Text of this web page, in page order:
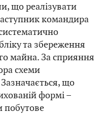
що реалізувати
командира
та збереження
майна. За сприяння
схеми
що
формі –
побутове